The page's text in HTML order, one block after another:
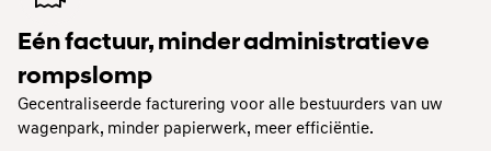
Eén factuur, minder administratieve
rompslomp
Gecentraliseerde facturering voor alle bestuurders van uw
wagenpark, minder papierwerk, meer efficiëntie.